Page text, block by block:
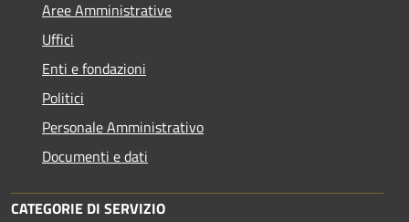
Aree Amministrative
Uffici
Enti e fondazioni
Politici
Personale Amministrativo
Documenti e dati
CATEGORIE DI SERVIZIO